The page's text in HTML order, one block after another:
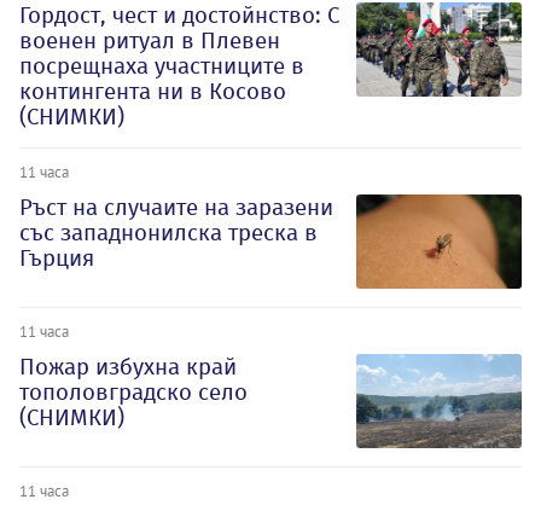
Гордост, чест и достойнство: С
военен ритуал в Плевен
посрещнаха участниците в
контингента ни в Косово
(СНИМКИ)
11 часа
Ръст на случаите на заразени
със западнонилска треска в
Гърция
11 часа
Пожар избухна край
тополовградско село
(СНИМКИ)
11 часа